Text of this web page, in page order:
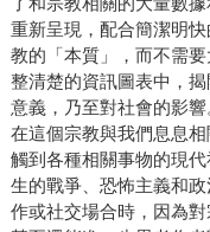
重新呈現，配合簡潔明
教的「本質」，而不需
整清楚的資訊圖表中，
意義，乃至對社會的影響
在這個宗教與我們息息
觸到各種相關事物的現
生的戰爭、恐怖主義和
作或社交場合時，因為